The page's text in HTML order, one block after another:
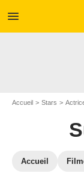
menu
Accueil Stars
Accueil